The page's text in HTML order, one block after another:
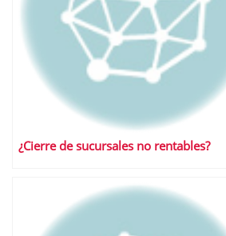
¿Cierre de sucursales no rentables?